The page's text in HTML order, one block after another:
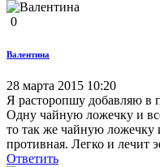
0
Валентина
28 марта 2015 10:20
Я расторопшу добавляю в
Одну чайную ложечку и
то так же чайную ложечку
противная. Легко и лечит
Ответить